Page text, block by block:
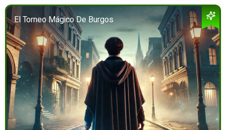
El Torneo Mágico De Burgos